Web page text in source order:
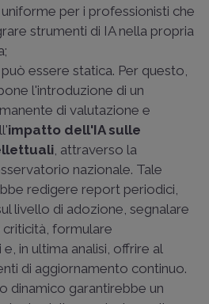
per i professionisti che
strumenti di IA nella propria
essere statica. Per questo,
l'introduzione di un
di valutazione e
impatto dell'IA sulle
, attraverso la
nazionale. Tale
redigere report periodici,
livello di adozione, segnalare
formulare
in ultima analisi, offrire al
di aggiornamento continuo.
dinamico garantirebbe un